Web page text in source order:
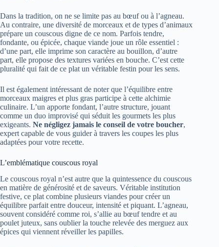
Dans la tradition, on ne se limite pas au bœuf ou à l’agneau.
Au contraire, une diversité de morceaux et de types d’animaux
prépare un couscous digne de ce nom. Parfois tendre,
fondante, ou épicée, chaque viande joue un rôle essentiel :
d’une part, elle imprime son caractère au bouillon, d’autre
part, elle propose des textures variées en bouche. C’est cette
pluralité qui fait de ce plat un véritable festin pour les sens.
Il est également intéressant de noter que l’équilibre entre
morceaux maigres et plus gras participe à cette alchimie
culinaire. L’un apporte fondant, l’autre structure, jouant
comme un duo improvisé qui séduit les gourmets les plus
exigeants. Ne négligez jamais le conseil de votre boucher,
expert capable de vous guider à travers les coupes les plus
adaptées pour votre recette.
L’emblématique couscous royal
Le couscous royal n’est autre que la quintessence du couscous
en matière de générosité et de saveurs. Véritable institution
festive, ce plat combine plusieurs viandes pour créer un
équilibre parfait entre douceur, intensité et piquant. L’agneau,
souvent considéré comme roi, s’allie au bœuf tendre et au
poulet juteux, sans oublier la touche relevée des merguez aux
épices qui viennent réveiller les papilles.